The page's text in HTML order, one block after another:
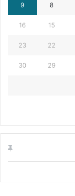
8
9
15
16
22
23
29
30